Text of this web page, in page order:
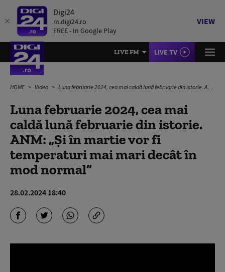
Digi24
m.digi24.ro
FREE - In Google Play
VIEW
LIVE FM LIVE TV
HOME Video Luna februarie 2024, cea mai caldă lună februarie din istorie. ANM: „Și în martie vor fi temperaturi mai mari decât în mod normal”
Luna februarie 2024, cea mai
caldă lună februarie din istorie.
ANM: „Și în martie vor fi
temperaturi mai mari decât în
mod normal”
28.02.2024 18:40